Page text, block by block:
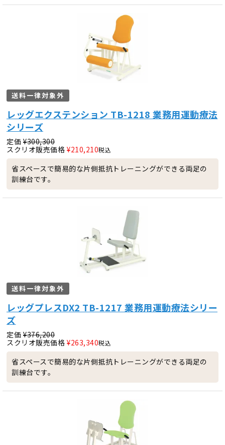
送料一律対象外
レッグエクステンション TB-1218 業務用運動療法
シリーズ
定価 ¥300,300
スクリオ販売価格 ¥210,210税込
省スペースで簡易的な片側抵抗トレーニングができる両足の
訓練台です。
送料一律対象外
レッグプレスDX2 TB-1217 業務用運動療法シリー
ズ
定価 ¥376,200
スクリオ販売価格 ¥263,340税込
省スペースで簡易的な片側抵抗トレーニングができる両足の
訓練台です。